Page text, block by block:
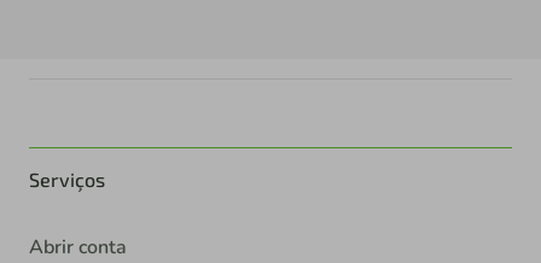
Serviços
Abrir conta